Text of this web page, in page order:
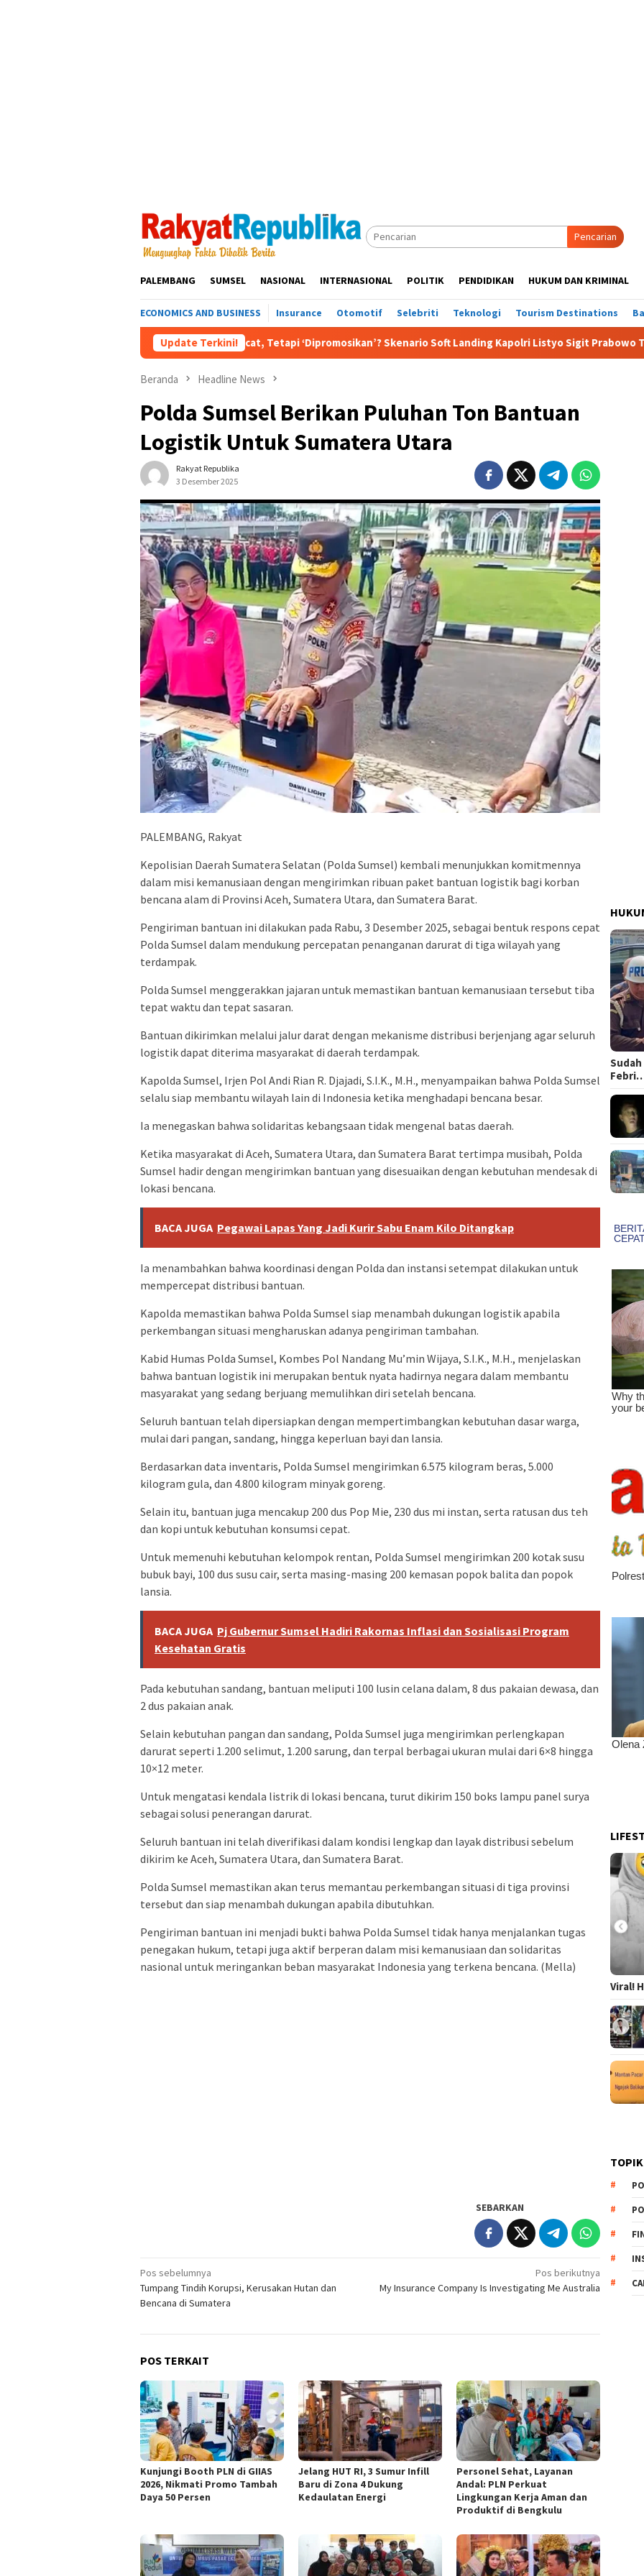
Pencarian
PALEMBANG SUMSEL NASIONAL INTERNASIONAL POLITIK PENDIDIKAN HUKUM DAN KRIMINAL
ECONOMICS AND BUSINESS Insurance Otomotif Selebriti Teknologi Tourism Destinations
Update Terkini!
Bukan Dipecat, Tetapi ‘Dipromosikan’? Skenario Soft Landing Kapolri Listyo Sigit Prabowo Terungkap
Beranda Headline News
Polda Sumsel Berikan Puluhan Ton Bantuan
Logistik Untuk Sumatera Utara
Rakyat Republika
3 Desember 2025
PALEMBANG, Rakyat
Kepolisian Daerah Sumatera Selatan (Polda Sumsel) kembali menunjukkan komitmennya
dalam misi kemanusiaan dengan mengirimkan ribuan paket bantuan logistik bagi korban
bencana alam di Provinsi Aceh, Sumatera Utara, dan Sumatera Barat.
Pengiriman bantuan ini dilakukan pada Rabu, 3 Desember 2025, sebagai bentuk respons cepat
Polda Sumsel dalam mendukung percepatan penanganan darurat di tiga wilayah yang
terdampak.
Polda Sumsel menggerakkan jajaran untuk memastikan bantuan kemanusiaan tersebut tiba
tepat waktu dan tepat sasaran.
Bantuan dikirimkan melalui jalur darat dengan mekanisme distribusi berjenjang agar seluruh
logistik dapat diterima masyarakat di daerah terdampak.
Kapolda Sumsel, Irjen Pol Andi Rian R. Djajadi, S.I.K., M.H., menyampaikan bahwa Polda Sumsel
selalu siap membantu wilayah lain di Indonesia ketika menghadapi bencana besar.
Ia menegaskan bahwa solidaritas kebangsaan tidak mengenal batas daerah.
Ketika masyarakat di Aceh, Sumatera Utara, dan Sumatera Barat tertimpa musibah, Polda
Sumsel hadir dengan mengirimkan bantuan yang disesuaikan dengan kebutuhan mendesak di
lokasi bencana.
BACA JUGA Pegawai Lapas Yang Jadi Kurir Sabu Enam Kilo Ditangkap
Ia menambahkan bahwa koordinasi dengan Polda dan instansi setempat dilakukan untuk
mempercepat distribusi bantuan.
Kapolda memastikan bahwa Polda Sumsel siap menambah dukungan logistik apabila
perkembangan situasi mengharuskan adanya pengiriman tambahan.
Kabid Humas Polda Sumsel, Kombes Pol Nandang Mu’min Wijaya, S.I.K., M.H., menjelaskan
bahwa bantuan logistik ini merupakan bentuk nyata hadirnya negara dalam membantu
masyarakat yang sedang berjuang memulihkan diri setelah bencana.
Seluruh bantuan telah dipersiapkan dengan mempertimbangkan kebutuhan dasar warga,
mulai dari pangan, sandang, hingga keperluan bayi dan lansia.
Berdasarkan data inventaris, Polda Sumsel mengirimkan 6.575 kilogram beras, 5.000
kilogram gula, dan 4.800 kilogram minyak goreng.
Selain itu, bantuan juga mencakup 200 dus Pop Mie, 230 dus mi instan, serta ratusan dus teh
dan kopi untuk kebutuhan konsumsi cepat.
Untuk memenuhi kebutuhan kelompok rentan, Polda Sumsel mengirimkan 200 kotak susu
bubuk bayi, 100 dus susu cair, serta masing-masing 200 kemasan popok balita dan popok
lansia.
BACA JUGA Pj Gubernur Sumsel Hadiri Rakornas Inflasi dan Sosialisasi Program
Kesehatan Gratis
Pada kebutuhan sandang, bantuan meliputi 100 lusin celana dalam, 8 dus pakaian dewasa, dan
2 dus pakaian anak.
Selain kebutuhan pangan dan sandang, Polda Sumsel juga mengirimkan perlengkapan
darurat seperti 1.200 selimut, 1.200 sarung, dan terpal berbagai ukuran mulai dari 6×8 hingga
10×12 meter.
Untuk mengatasi kendala listrik di lokasi bencana, turut dikirim 150 boks lampu panel surya
sebagai solusi penerangan darurat.
Seluruh bantuan ini telah diverifikasi dalam kondisi lengkap dan layak distribusi sebelum
dikirim ke Aceh, Sumatera Utara, dan Sumatera Barat.
Polda Sumsel memastikan akan terus memantau perkembangan situasi di tiga provinsi
tersebut dan siap menambah dukungan apabila dibutuhkan.
Pengiriman bantuan ini menjadi bukti bahwa Polda Sumsel tidak hanya menjalankan tugas
penegakan hukum, tetapi juga aktif berperan dalam misi kemanusiaan dan solidaritas
nasional untuk meringankan beban masyarakat Indonesia yang terkena bencana. (Mella)
SEBARKAN
Navigasi
pos
Pos sebelumnya
Tumpang Tindih Korupsi, Kerusakan Hutan dan
Bencana di Sumatera
Pos berikutnya
My Insurance Company Is Investigating Me Australia
POS TERKAIT
Kunjungi Booth PLN di GIIAS
2026, Nikmati Promo Tambah
Daya 50 Persen
Jelang HUT RI, 3 Sumur Infill
Baru di Zona 4 Dukung
Kedaulatan Energi
Personel Sehat, Layanan
Andal: PLN Perkuat
Lingkungan Kerja Aman dan
Produktif di Bengkulu
Sudah
Viral!